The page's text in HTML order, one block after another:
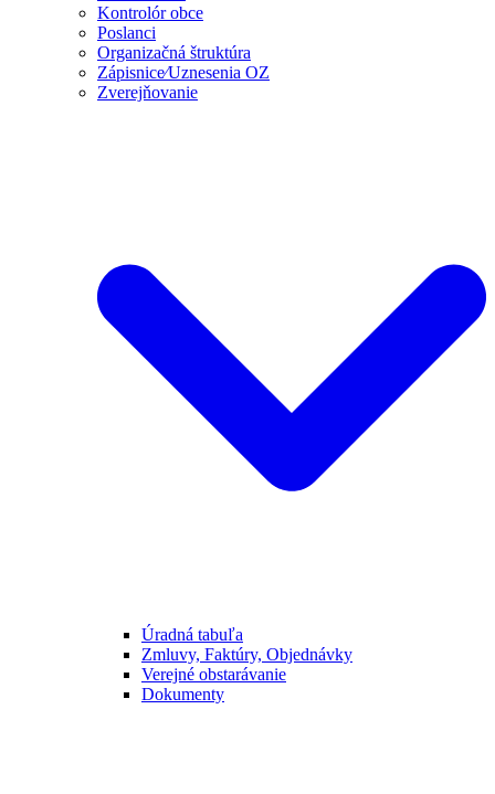
Kontrolór obce
Poslanci
Organizačná štruktúra
Zápisnice⁄Uznesenia OZ
Zverejňovanie
Úradná tabuľa
Zmluvy, Faktúry, Objednávky
Verejné obstarávanie
Dokumenty